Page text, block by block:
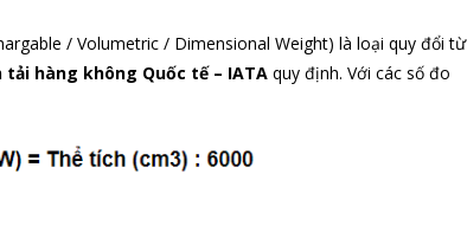
/ Volumetric / Dimensional Weight) là loại quy đổi từ
tải hàng không Quốc tế – IATA quy định. Với các số đo